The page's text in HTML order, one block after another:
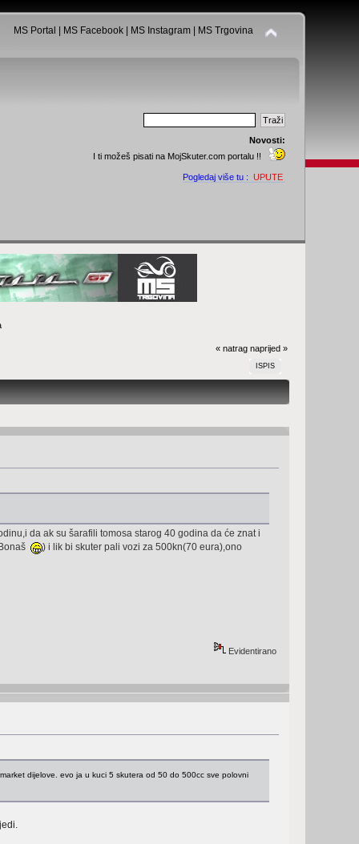
MS Portal MS Facebook| MS Instagram| MS Trgovina
Novosti:
I ti možeš pisati na MojSkuter.com portalu !!
Pogledaj više tu : UPUTE
« natrag naprijed »
ISPIS
da ak su šarafili tomosa starog 40 godina da će znat i
) i lik bi skuter pali vozi za 500kn(70 eura),ono
Evidentirano
dijelove. evo ja u kuci 5 skutera od 50 do 500cc sve polovni